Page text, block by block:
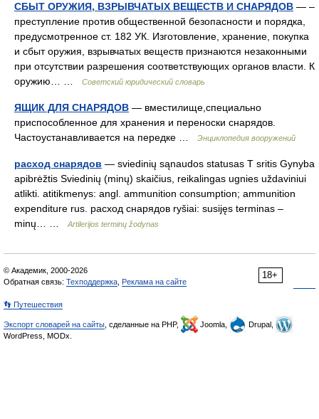
СБЫТ ОРУЖИЯ, ВЗРЫВЧАТЫХ ВЕЩЕСТВ И СНАРЯДОВ — –
преступление против общественной безопасности и порядка,
предусмотренное ст. 182 УК. Изготовление, хранение, покупка
и сбыт оружия, взрывчатых веществ признаются незаконными
при отсутствии разрешения соответствующих органов власти. К
оружию… …
Советский юридический словарь
ЯЩИК ДЛЯ СНАРЯДОВ — вместилище,специально
приспособленное для хранения и переноски снарядов.
Частоустанавливается на передке …
Энциклопедия вооружений
расход снарядов — sviedinių sąnaudos statusas T sritis Gynyba
apibrėžtis Sviedinių (minų) skaičius, reikalingas ugnies uždaviniui
atlikti. atitikmenys: angl. ammunition consumption; ammunition
expenditure rus. расход снарядов ryšiai: susijęs terminas –
minų… …Artilerijos terminų žodynas
18+
© Академик, 2000-2026
Обратная связь: Техподдержка Реклама на сайте
👣 Путешествия
Экспорт словарей на сайты , сделанные на PHP, Joomla,
Drupal,
WordPress, MODx.